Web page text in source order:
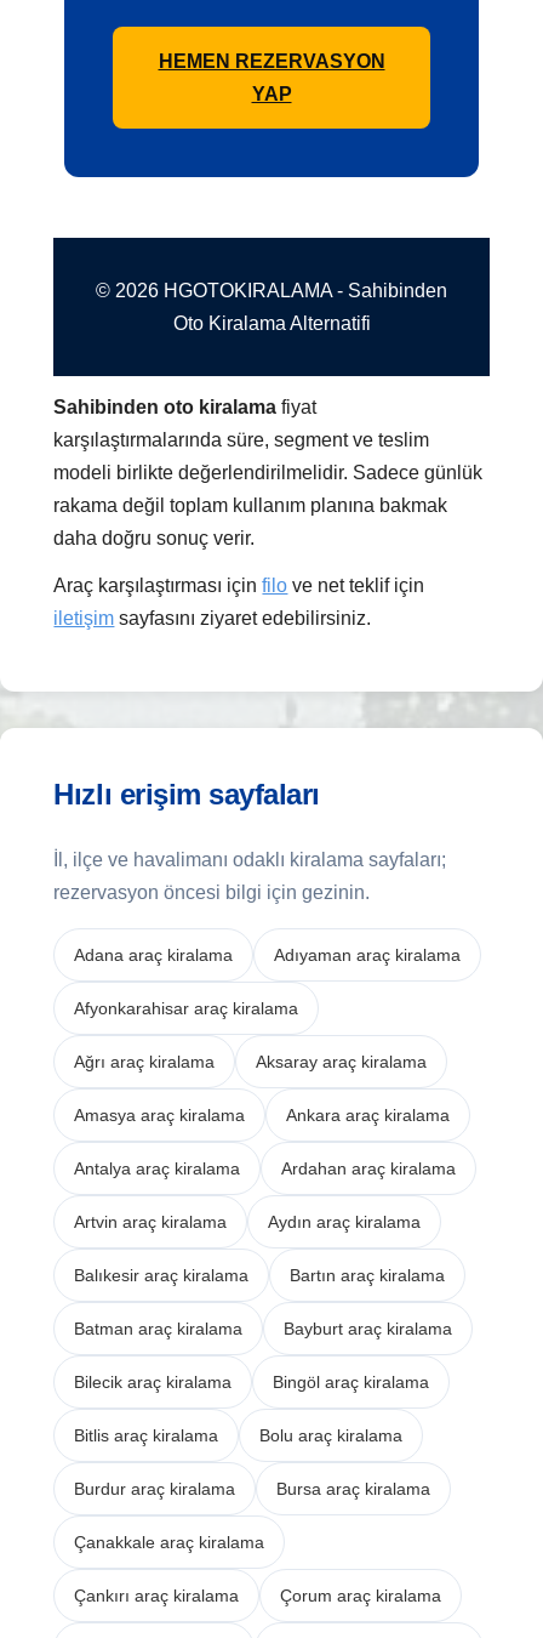
HEMEN REZERVASYON
YAP
© 2026 HGOTOKIRALAMA - Sahibinden
Oto Kiralama Alternatifi
Sahibinden oto kiralama fiyat
karşılaştırmalarında süre, segment ve teslim
modeli birlikte değerlendirilmelidir. Sadece günlük
rakama değil toplam kullanım planına bakmak
daha doğru sonuç verir.
Araç karşılaştırması içinfilo ve net teklif için
iletişim sayfasını ziyaret edebilirsiniz.
Hızlı erişim sayfaları
İl, ilçe ve havalimanı odaklı kiralama sayfaları;
rezervasyon öncesi bilgi için gezinin.
Adana araç kiralama Adıyaman araç kiralama
Afyonkarahisar araç kiralama
Ağrı araç kiralama Aksaray araç kiralama
Amasya araç kiralama Ankara araç kiralama
Antalya araç kiralama Ardahan araç kiralama
Artvin araç kiralama Aydın araç kiralama
Balıkesir araç kiralama Bartın araç kiralama
Batman araç kiralama Bayburt araç kiralama
Bilecik araç kiralama Bingöl araç kiralama
Bitlis araç kiralama Bolu araç kiralama
Burdur araç kiralama Bursa araç kiralama
Çanakkale araç kiralama
Çankırı araç kiralama Çorum araç kiralama